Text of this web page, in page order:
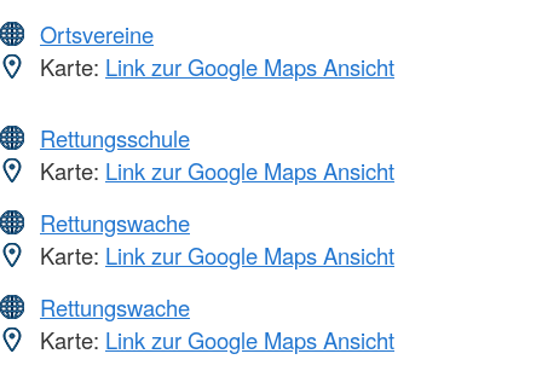
Ortsvereine
Karte: Link zur Google Maps Ansicht
Rettungsschule
Karte: Link zur Google Maps Ansicht
Rettungswache
Karte: Link zur Google Maps Ansicht
Rettungswache
Karte: Link zur Google Maps Ansicht